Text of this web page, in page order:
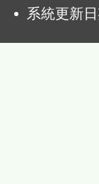
系統更新日